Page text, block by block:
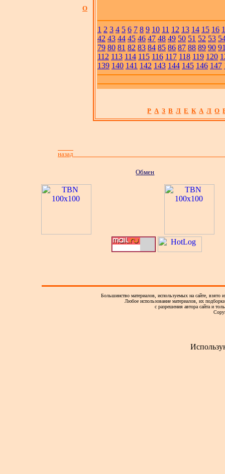
О
1 2 3 4 5 6 7 8 9 10 11 12 13 14 15 16
42 43 44 45 46 47 48 49 50 51 52 53
79 80 81 82 83 84 85 86 87 88 89 90
112 113 114 115 116 117 118 119 120
139 140 141 142 143 144 145 146 147
Р А З В Л Е К А Л О
назад
Обмен
Большинство материалов, используемых на сайте, взято
Любое использование материалов, их
с разрешения автора сайта и